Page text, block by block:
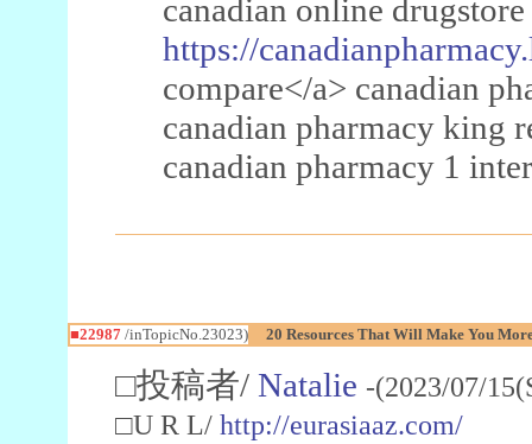
canadian online
https://
compare</a> canadian
canadian pharmacy king
canadian pharmacy 1
■22987/inTopicNo.23023) 20 Resources That Will Make You
□投稿者/ Natalie -(2023/07/
□U R L/ http://eurasiaaz.com/